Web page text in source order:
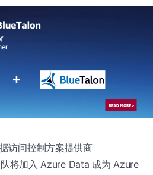
访问控制方案提供商
将加入 Azure Data 成为 Azure